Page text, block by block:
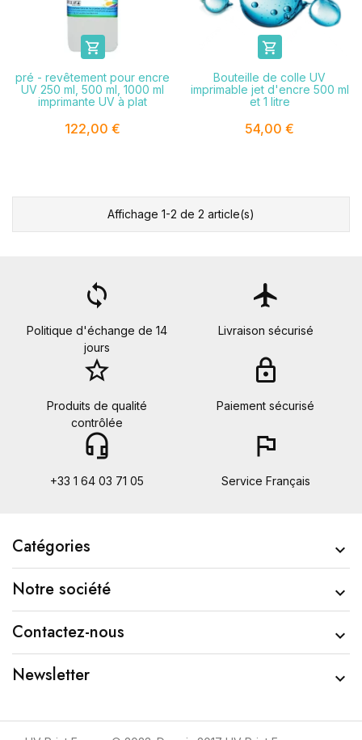

pré - revêtement pour encre
UV 250 ml, 500 ml, 1000 ml
imprimante UV à plat
122,00 €

Bouteille de colle UV
imprimable jet d'encre 500 ml
et 1 litre
54,00 €
Affichage 1-2 de 2 article(s)
loop
Politique d'échange de 14
jours
flight
Livraison sécurisé
star_border
Produits de qualité
contrôlée
lock
Paiement sécurisé
headset_mic
+33 1 64 03 71 05
flag
Service Français
Catégories 
Notre société 
Contactez-nous 
Newsletter 